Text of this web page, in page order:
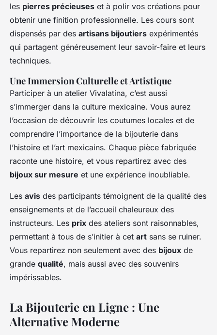
les pierres précieuses et à polir vos créations pour
obtenir une finition professionnelle. Les cours sont
dispensés par des artisans bijoutiers expérimentés
qui partagent généreusement leur savoir-faire et leurs
techniques.
Une Immersion Culturelle et Artistique
Participer à un atelier Vivalatina, c’est aussi
s’immerger dans la culture mexicaine. Vous aurez
l’occasion de découvrir les coutumes locales et de
comprendre l’importance de la bijouterie dans
l’histoire et l’art mexicains. Chaque pièce fabriquée
raconte une histoire, et vous repartirez avec des
bijoux sur mesure et une expérience inoubliable.
Les avis des participants témoignent de la qualité des
enseignements et de l’accueil chaleureux des
instructeurs. Les prix des ateliers sont raisonnables,
permettant à tous de s’initier à cet art sans se ruiner.
Vous repartirez non seulement avec des bijoux de
grande qualité, mais aussi avec des souvenirs
impérissables.
La Bijouterie en Ligne : Une
Alternative Moderne